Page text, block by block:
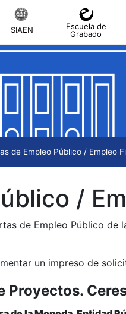
SIAEN
Escuela de
Grabado
de Empleo Público / Empleo
/
de Empleo Público de
un impreso de
Proyectos.